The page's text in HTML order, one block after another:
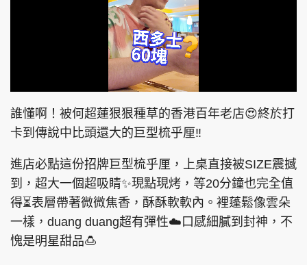
PCM 電腦廣場 星島頭條
星島環球
頭條搵工 EDUPLUS
n
t
e
o
e
d
2
4
5
%
誰懂啊！被何超蓮狠狠種草的香港百年老店😍終於打
卡到傳說中比頭還大的巨型梳乎厘‼️
進店必點這份招牌巨型梳乎厘，上桌直接被SIZE震撼
到，超大一個超吸睛✨現點現烤，等20分鐘也完全值
得⏳表層帶著微微焦香，酥酥軟軟內。裡蓬鬆像雲朵
一樣，duang duang超有彈性☁️口感細膩到封神，不
愧是明星甜品🍮